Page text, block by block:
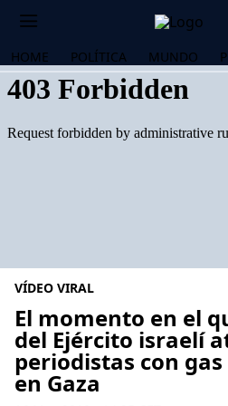
HOME POLÍTICA MUNDO
VÍDEO VIRAL
El momento en el
del Ejército israelí
periodistas con
en Gaza